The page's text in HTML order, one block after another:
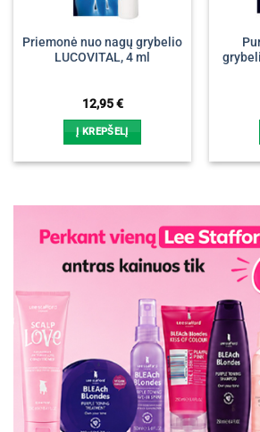
Priemonė nuo nagų grybelio
LUCOVITAL, 4 ml
12,95€
Į KREPŠELĮ